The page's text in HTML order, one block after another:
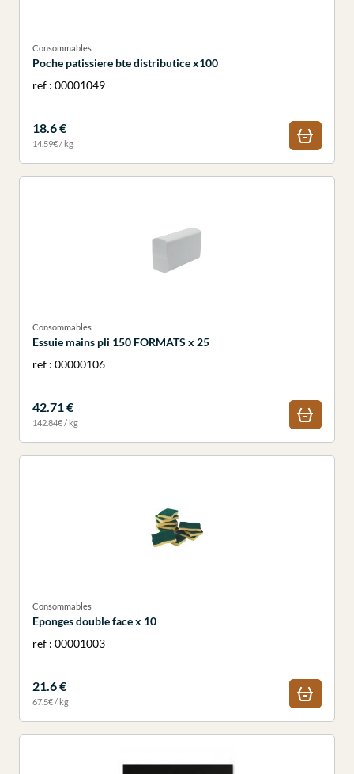
Consommables
Poche patissiere bte distributice x100
ref : 00001049
18.6 €
14.59€ / kg
Consommables
Essuie mains pli 150 FORMATS x 25
ref : 00000106
42.71 €
142.84€ / kg
Consommables
Eponges double face x 10
ref : 00001003
21.6 €
67.5€ / kg